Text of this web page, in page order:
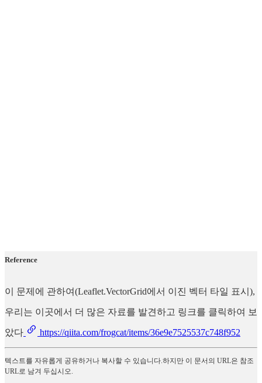
Reference
이 문제에 관하여(Leaflet.VectorGrid에서 이진 벡터 타일 표시),
우리는 이곳에서 더 많은 자료를 발견하고 링크를 클릭하여 보
았다 https://qiita.com/frogcat/items/36e9e7525537c748f952
텍스트를 자유롭게 공유하거나 복사할 수 있습니다.하지만 이 문서의 URL은 참조
URL로 남겨 두십시오.